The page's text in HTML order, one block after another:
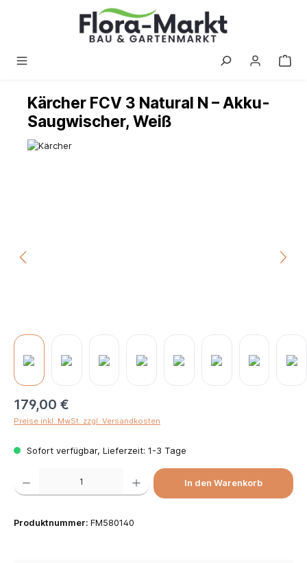
Kärcher FCV 3 Natural N – Akku-
Saugwischer, Weiß
179,00 €
Preise inkl. MwSt. zzgl. Versandkosten
Sofort verfügbar, Lieferzeit: 1-3 Tage
Produkt Anzahl: Gib den gewünschten Wert ein oder benutze die Schaltflächen um die
In den Warenkorb
Produktnummer: FM580140